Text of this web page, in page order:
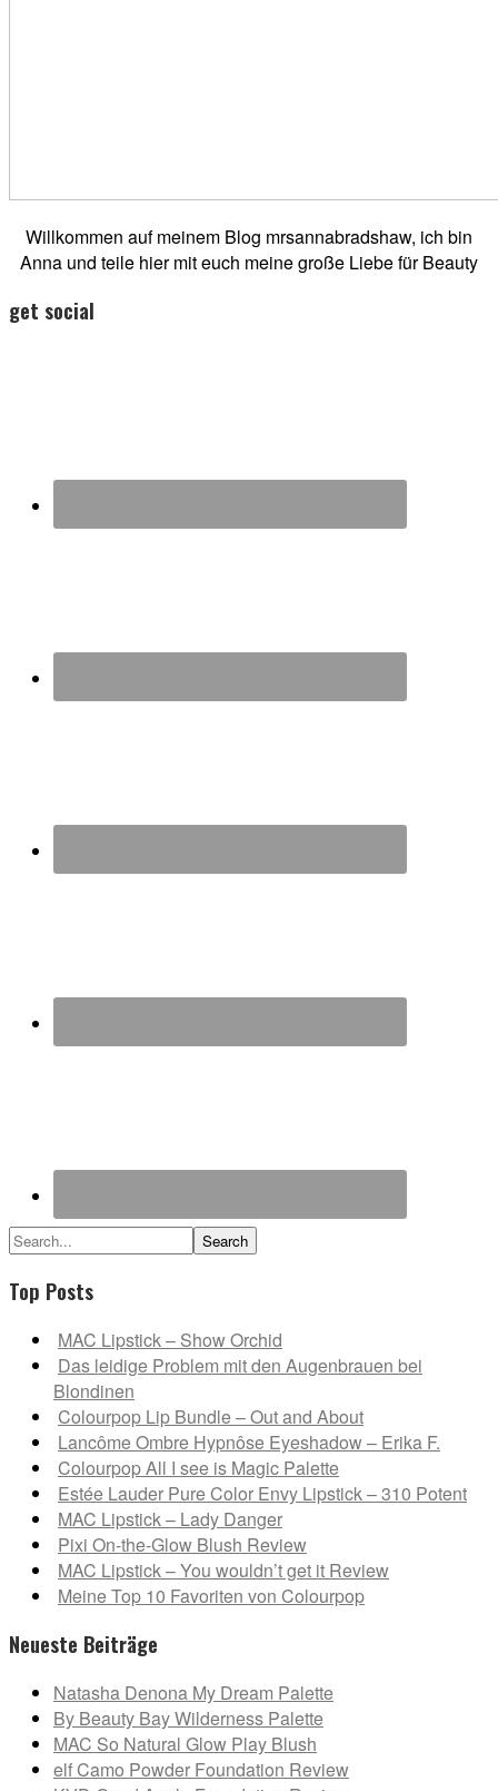
Willkommen auf meinem Blog mrsannabradshaw, ich bin
Anna und teile hier mit euch meine große Liebe für Beauty
get social
Search...
Top Posts
MAC Lipstick – Show Orchid
Das leidige Problem mit den Augenbrauen bei
Blondinen
Colourpop Lip Bundle – Out and About
Lancôme Ombre Hypnôse Eyeshadow – Erika F.
Colourpop All I see is Magic Palette
Estée Lauder Pure Color Envy Lipstick – 310 Potent
MAC Lipstick – Lady Danger
Pixi On-the-Glow Blush Review
MAC Lipstick – You wouldn’t get it Review
Meine Top 10 Favoriten von Colourpop
Neueste Beiträge
Natasha Denona My Dream Palette
By Beauty Bay Wilderness Palette
MAC So Natural Glow Play Blush
elf Camo Powder Foundation Review